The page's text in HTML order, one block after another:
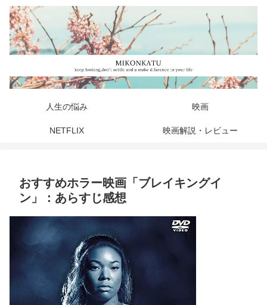
人生の悩み 映画
NETFLIX 映画解説・レビュー
おすすめホラー映画「ブレイキングイ
ン」：あらすじ感想